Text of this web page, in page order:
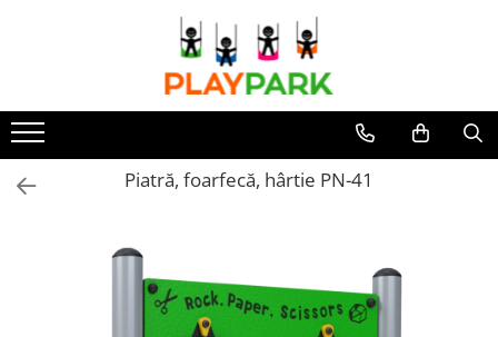
Complexe de Joacă
WOOD (pentru casă și grădină)
Complexe de joacă Interior
Piatră, foarfecă, hârtie PN-41